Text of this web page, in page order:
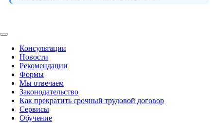
Консультации
Новости
Рекомендации
Формы
Мы отвечаем
Законодательство
Как прекратить срочный трудовой договор
Сервисы
Обучение